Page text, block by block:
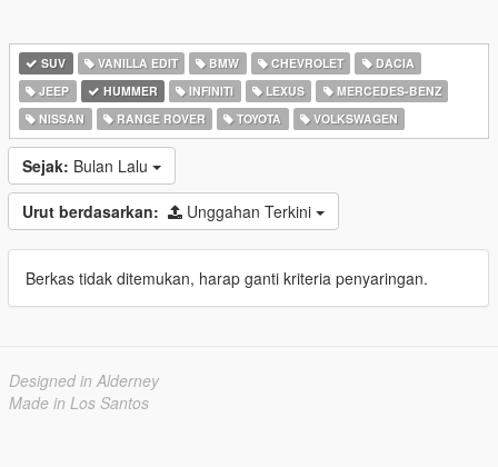
SUV VANILLA EDIT BMW CHEVROLET
DACIA
JEEP
HUMMER INFINITI LEXUS
MERCEDES-BENZ
NISSAN
RANGE ROVER TOYOTA VOLKSWAGEN
Sejak: Bulan Lalu
Urut berdasarkan: Unggahan Terkini
Berkas tidak ditemukan, harap ganti kriteria penyaringan.
Designed in Alderney
Made in Los Santos